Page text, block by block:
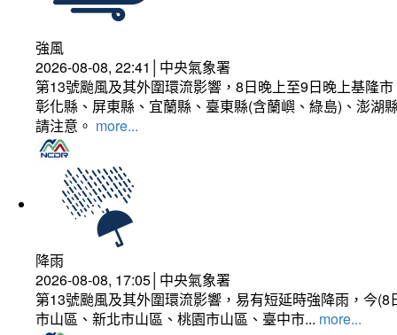
強風
2026-08-08, 22:41│中央氣象署
第13號颱風及其外圍環流影響，8日晚上至9日晚上基隆
彰化縣、屏東縣、宜蘭縣、臺東縣(含蘭嶼、綠島)、澎湖
請注意。 more...
降雨
2026-08-08, 17:05│中央氣象署
第13號颱風及其外圍環流影響，易有短延時強降雨，今
市山區、新北市山區、桃園市山區、臺中市... more...